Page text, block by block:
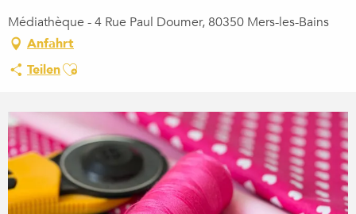
Médiathèque - 4 Rue Paul Doumer, 80350 Mers-les-Bains
Anfahrt
TeilenAjouter aux favoris